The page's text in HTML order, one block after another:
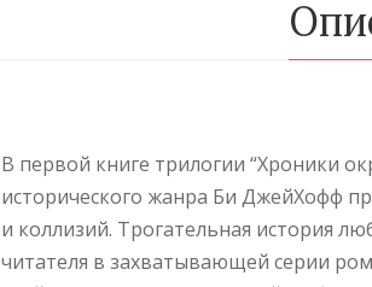
В первой книге трилогии “Хроники
исторического жанра Би ДжейХофф
и коллизий. Трогательная история
читателя в захватывающей серии